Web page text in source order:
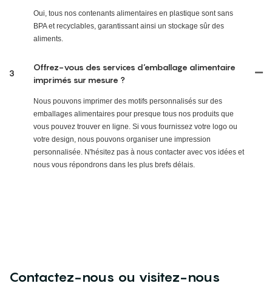
Oui, tous nos contenants alimentaires en plastique sont sans
BPA et recyclables, garantissant ainsi un stockage sûr des
aliments.
3
Offrez-vous des services d’emballage alimentaire
imprimés sur mesure ?
Nous pouvons imprimer des motifs personnalisés sur des
emballages alimentaires pour presque tous nos produits que
vous pouvez trouver en ligne. Si vous fournissez votre logo ou
votre design, nous pouvons organiser une impression
personnalisée. N'hésitez pas à nous contacter avec vos idées et
nous vous répondrons dans les plus brefs délais.
Contactez-nous ou visitez-nous